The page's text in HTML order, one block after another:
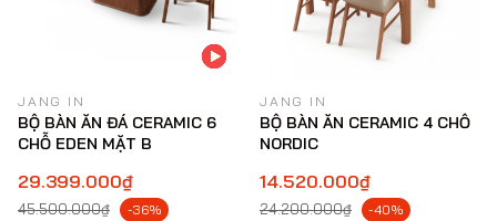
JANG IN
BỘ BÀN ĂN ĐÁ CERAMIC 6
CHỖ EDEN MẶT B
29.399.000₫
45.500.000₫ -36%
JANG IN
BỘ BÀN ĂN CERAMIC 4 CHỖ
NORDIC
14.520.000₫
24.200.000₫ -40%